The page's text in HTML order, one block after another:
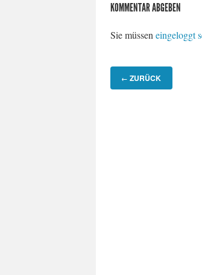
KOMMENTAR ABGEBEN
Sie müssen eingeloggt
← ZURÜCK